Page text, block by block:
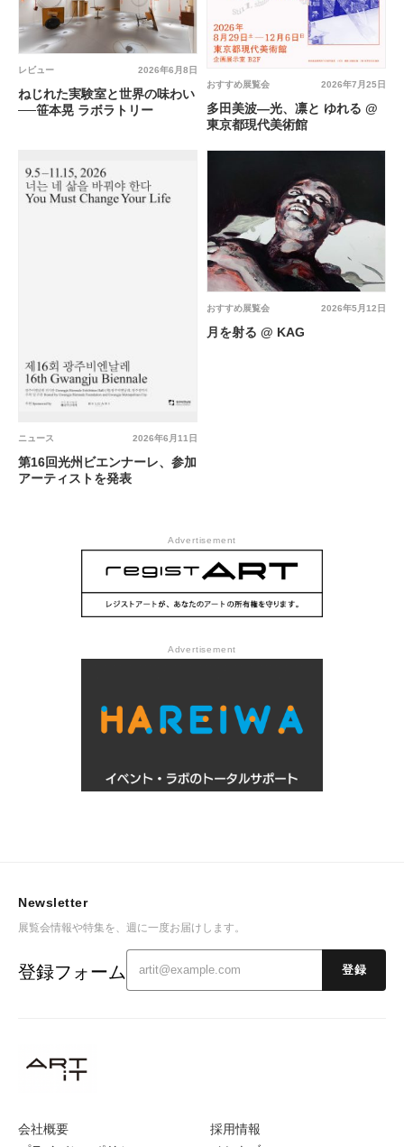
2026年6月8日
レビュー
ねじれた実験室と世界の味わい
──笹本晃 ラボラトリー
2026年7月25日
おすすめ展覧会
多田美波―光、凛と ゆれる @
東京都現代美術館
2026年6月11日
ニュース
第16回光州ビエンナーレ、参加
アーティストを発表
2026年5月12日
おすすめ展覧会
月を射る @ KAG
Advertisement
Advertisement
会社概要
採用情報
Newsletter
展覧会情報や特集を、週に一度お届けします。
登録フォーム 登録